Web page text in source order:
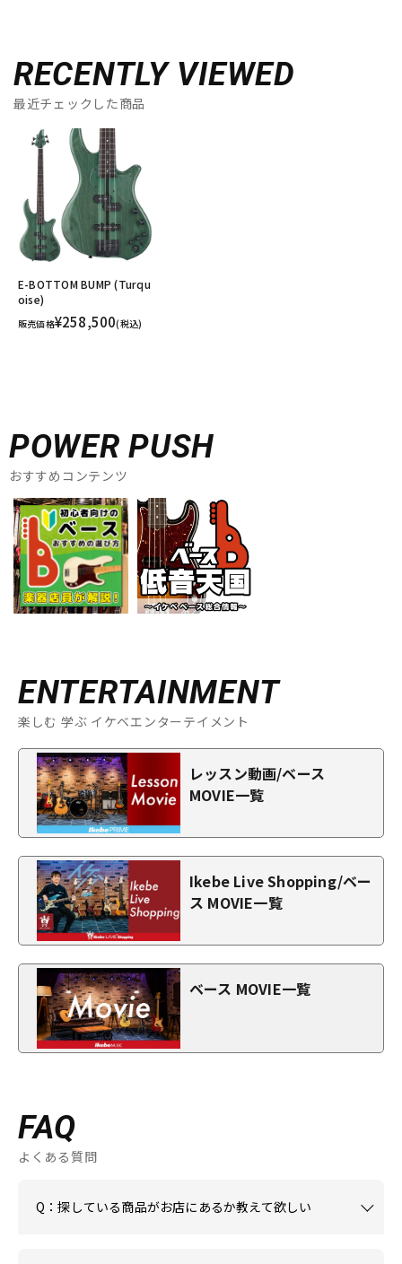
RECENTLY VIEWED
最近チェックした商品
E-BOTTOM BUMP (Turqu
oise)
販売価格¥258,500(税込)
POWER PUSH
おすすめコンテンツ
ENTERTAINMENT
楽しむ 学ぶ イケベエンターテイメント
レッスン動画/ベース
MOVIE一覧
Ikebe Live Shopping/ベー
ス MOVIE一覧
ベース MOVIE一覧
FAQ
よくある質問
Q：探している商品がお店にあるか教えて欲しい